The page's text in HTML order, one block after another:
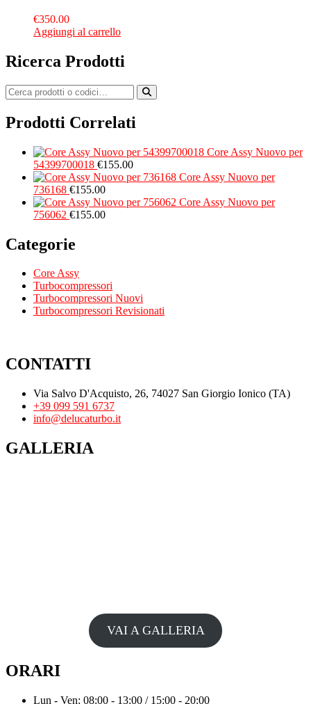
€350.00
Aggiungi al carrello
Ricerca Prodotti
Prodotti Correlati
Core Assy Nuovo per
54399700018 €155.00
Core Assy Nuovo per
736168 €155.00
Core Assy Nuovo per
756062 €155.00
Categorie
Core Assy
Turbocompressori
Turbocompressori Nuovi
Turbocompressori Revisionati
CONTATTI
Via Salvo D'Acquisto, 26, 74027 San Giorgio Ionico (TA)
+39 099 591 6737
info@delucaturbo.it
GALLERIA
VAI A GALLERIA
ORARI
Lun - Ven: 08:00 - 13:00 / 15:00 - 20:00